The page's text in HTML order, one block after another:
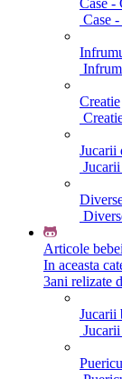
Case
Creatie
Jucarii
Articole bebei
In aceasta
3ani relizate
Jucarii